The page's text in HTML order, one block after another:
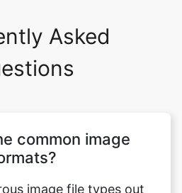
common image
types such a TIFF are
others, like JPG or
web graphics. The most